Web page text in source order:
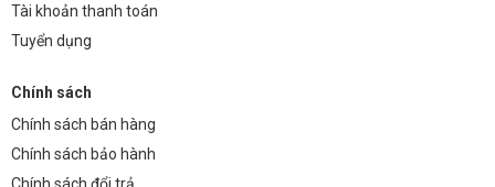
Tài khoản thanh toán
Tuyển dụng
Chính sách
Chính sách bán hàng
Chính sách bảo hành